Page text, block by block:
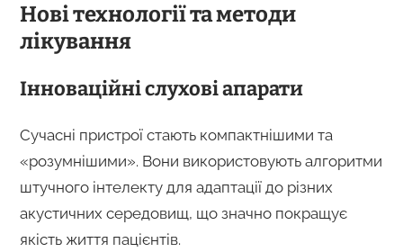
Нові технології та методи
лікування
Інноваційні слухові апарати
Сучасні пристрої стають компактнішими та
«розумнішими». Вони використовують алгоритми
штучного інтелекту для адаптації до різних
акустичних середовищ, що значно покращує
якість життя пацієнтів.